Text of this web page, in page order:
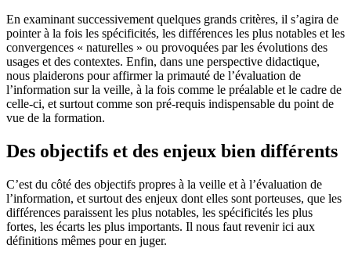
En examinant successivement quelques grands critères, il s’agira de
pointer à la fois les spécificités, les différences les plus notables et les
convergences « naturelles » ou provoquées par les évolutions des
usages et des contextes. Enfin, dans une perspective didactique,
nous plaiderons pour affirmer la primauté de l’évaluation de
l’information sur la veille, à la fois comme le préalable et le cadre de
celle-ci, et surtout comme son pré-requis indispensable du point de
vue de la formation.
Des objectifs et des enjeux bien différents
C’est du côté des objectifs propres à la veille et à l’évaluation de
l’information, et surtout des enjeux dont elles sont porteuses, que les
différences paraissent les plus notables, les spécificités les plus
fortes, les écarts les plus importants. Il nous faut revenir ici aux
définitions mêmes pour en juger.